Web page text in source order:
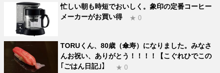
忙しい朝も時短でおいしく。象印の定番コーヒー
メーカーがお買い得
★ 0
TORUくん、80歳（傘寿）になりました。みなさ
んお祝い、ありがとう！！！！【こぐれひでこの
｢ごはん日記｣】
★ 0